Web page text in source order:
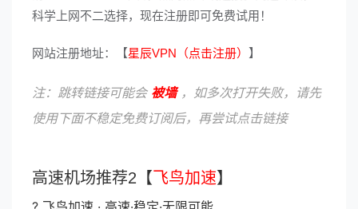
科学上网不二选择，现在注册即可免费试用！
网站注册地址：【星辰VPN（点击注册） 】
注：跳转链接可能会 被墙，如多次打开失败，请先
使用下面不稳定免费订阅后，再尝试点击链接
高速机场推荐2【 飞鸟加速】